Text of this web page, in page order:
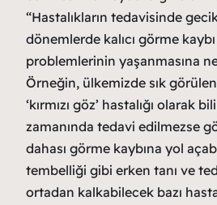
“Hastalıkların tedavisinde
dönemlerde kalıcı görme
problemlerinin yaşanmasına
Örneğin, ülkemizde sık
‘kırmızı göz’ hastalığı olarak
zamanında tedavi edilmezse
dahası görme kaybına yol
tembelliği gibi erken tanı ve
ortadan kalkabilecek bazı